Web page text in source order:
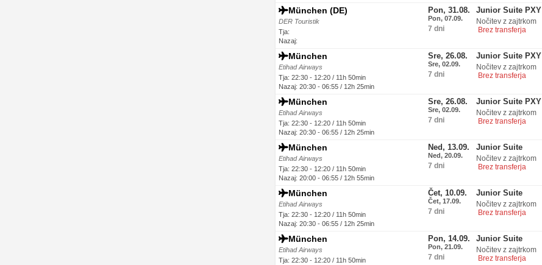
München (DE)
DER Touristik
Tja:
Nazaj:
Pon, 31.08.
Pon, 07.09.
7 dni
Junior Suite PXY
Nočitev z zajtrkom
Brez transferja
München
Etihad Airways
Tja: 22:30 - 12:20 / 11h 50min
Nazaj: 20:30 - 06:55 / 12h 25min
Sre, 26.08.
Sre, 02.09.
7 dni
Junior Suite PXY
Nočitev z zajtrkom
Brez transferja
München
Etihad Airways
Tja: 22:30 - 12:20 / 11h 50min
Nazaj: 20:30 - 06:55 / 12h 25min
Sre, 26.08.
Sre, 02.09.
7 dni
Junior Suite PXY
Nočitev z zajtrkom
Brez transferja
München
Etihad Airways
Tja: 22:30 - 12:20 / 11h 50min
Nazaj: 20:00 - 06:55 / 12h 55min
Ned, 13.09.
Ned, 20.09.
7 dni
Junior Suite
Nočitev z zajtrkom
Brez transferja
München
Etihad Airways
Tja: 22:30 - 12:20 / 11h 50min
Nazaj: 20:30 - 06:55 / 12h 25min
Čet, 10.09.
Čet, 17.09.
7 dni
Junior Suite
Nočitev z zajtrkom
Brez transferja
München
Etihad Airways
Tja: 22:30 - 12:20 / 11h 50min
Pon, 14.09.
Pon, 21.09.
7 dni
Junior Suite
Nočitev z zajtrkom
Brez transferja